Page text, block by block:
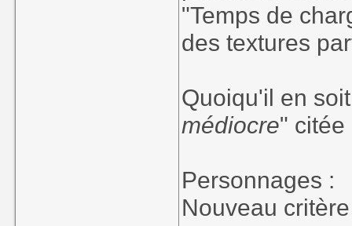
"Temps de
des textures
Quoiqu'il en
médiocre" citée
Personnages :
Nouveau